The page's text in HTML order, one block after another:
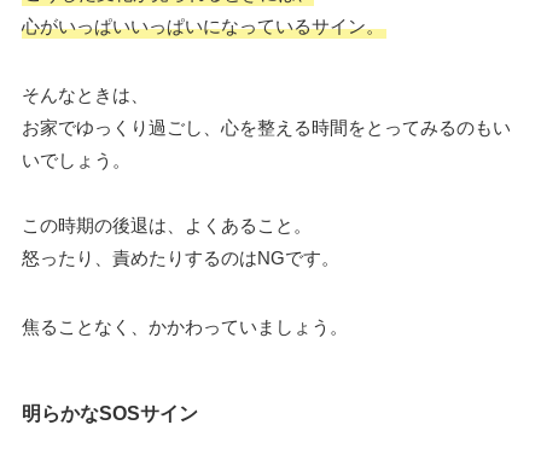
心がいっぱいいっぱいになっているサイン。
そんなときは、
お家でゆっくり過ごし、心を整える時間をとってみるのもい
いでしょう。
この時期の後退は、よくあること。
怒ったり、責めたりするのはNGです。
焦ることなく、かかわっていましょう。
明らかなSOSサイン